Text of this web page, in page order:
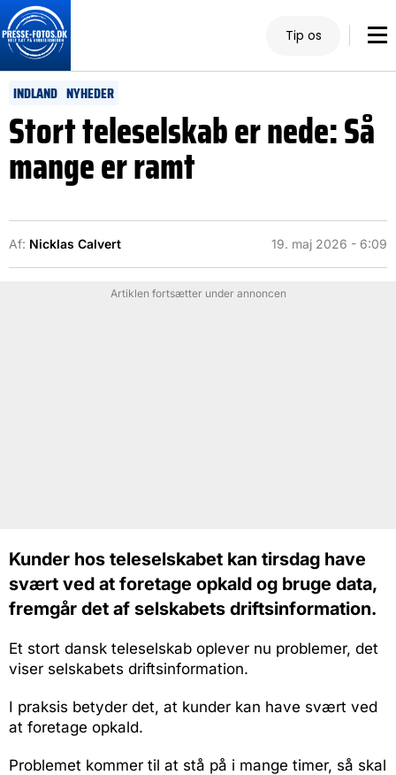
Tip os
INDLAND NYHEDER
Stort teleselskab er nede: Så
mange er ramt
Af: Nicklas Calvert 19. maj 2026 - 6:09
Artiklen fortsætter under annoncen
Kunder hos teleselskabet kan tirsdag have
svært ved at foretage opkald og bruge data,
fremgår det af selskabets driftsinformation.
Et stort dansk teleselskab oplever nu problemer, det
viser selskabets driftsinformation.
I praksis betyder det, at kunder kan have svært ved
at foretage opkald.
Problemet kommer til at stå på i mange timer, så skal